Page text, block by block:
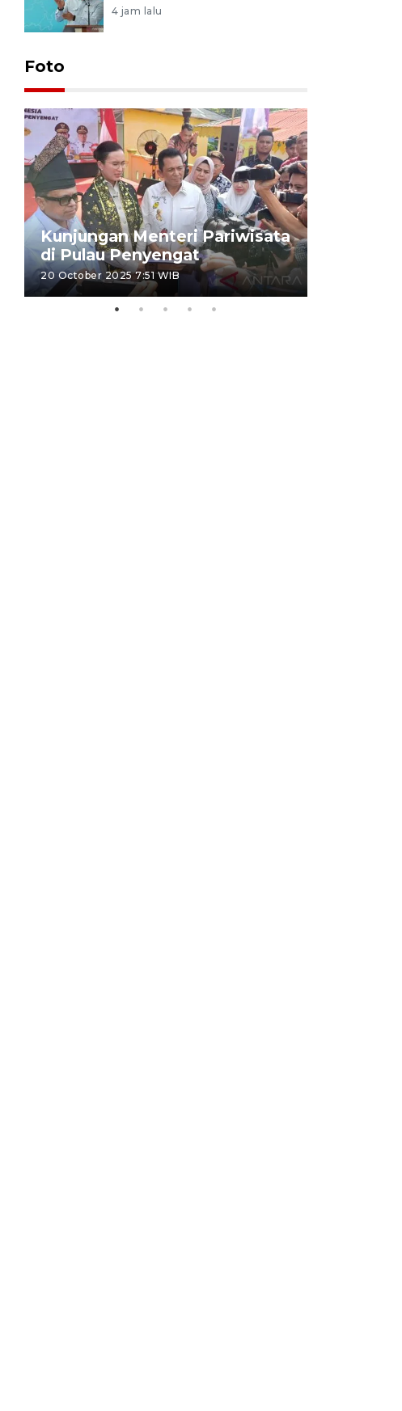
4 jam lalu
Foto
Kunjungan Menteri Pariwisata
di Pulau Penyengat
20 October 2025 7:51 WIB